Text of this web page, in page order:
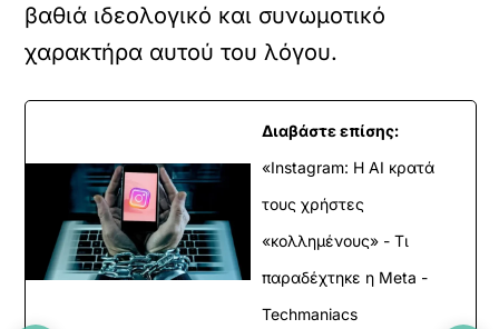
βαθιά ιδεολογικό και συνωμοτικό
χαρακτήρα αυτού του λόγου.
Διαβάστε επίσης:
«Instagram: Η AI κρατά
τους χρήστες
«κολλημένους» - Τι
παραδέχτηκε η Meta -
Techmaniacs